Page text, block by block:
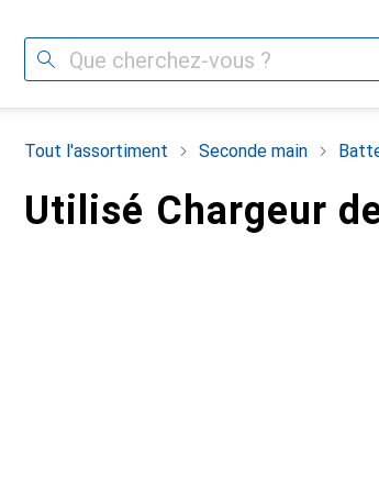
Recherche
Tout l'assortiment Seconde main
Utilisé Chargeur